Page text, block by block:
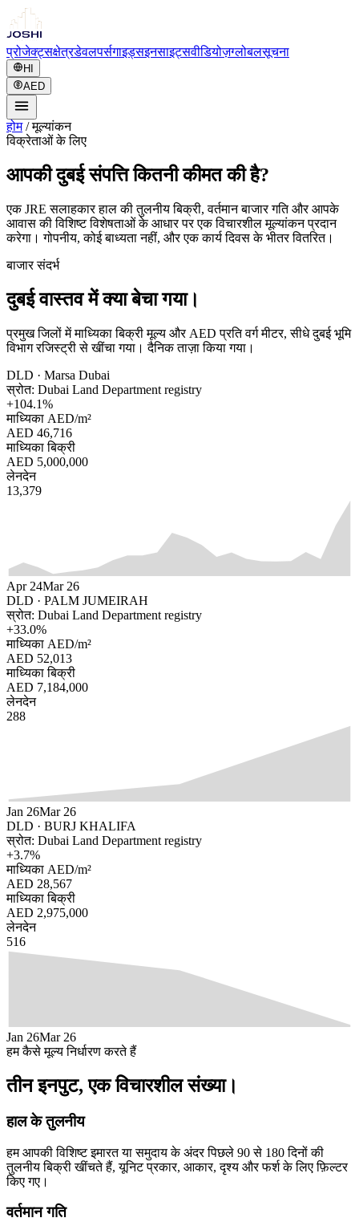
प्रोजेक्ट्सक्षेत्रडेवलपर्सगाइड्सइनसाइट्सवीडियोज़ग्लोबलसूचना
HI
AED
होम/मूल्यांकन
विक्रेताओं के लिए
आपकी दुबई संपत्ति कितनी कीमत की है?
एक JRE सलाहकार हाल की तुलनीय बिक्री, वर्तमान बाजार गति और आपके
आवास की विशिष्ट विशेषताओं के आधार पर एक विचारशील मूल्यांकन प्रदान
करेगा। गोपनीय, कोई बाध्यता नहीं, और एक कार्य दिवस के भीतर वितरित।
बाजार संदर्भ
दुबई वास्तव में क्या बेचा गया।
प्रमुख जिलों में माध्यिका बिक्री मूल्य और AED प्रति वर्ग मीटर, सीधे दुबई भूमि
विभाग रजिस्ट्री से खींचा गया। दैनिक ताज़ा किया गया।
DLD · Marsa Dubai
स्रोत: Dubai Land Department registry
+104.1%
माध्यिका AED/m²
AED 46,716
माध्यिका बिक्री
AED 5,000,000
लेनदेन
13,379
Apr 24Mar 26
DLD · PALM JUMEIRAH
स्रोत: Dubai Land Department registry
+33.0%
माध्यिका AED/m²
AED 52,013
माध्यिका बिक्री
AED 7,184,000
लेनदेन
288
Jan 26Mar 26
DLD · BURJ KHALIFA
स्रोत: Dubai Land Department registry
+3.7%
माध्यिका AED/m²
AED 28,567
माध्यिका बिक्री
AED 2,975,000
लेनदेन
516
Jan 26Mar 26
हम कैसे मूल्य निर्धारण करते हैं
तीन इनपुट, एक विचारशील संख्या।
हाल के तुलनीय
हम आपकी विशिष्ट इमारत या समुदाय के अंदर पिछले 90 से 180 दिनों की
तुलनीय बिक्री खींचते हैं, यूनिट प्रकार, आकार, दृश्य और फर्श के लिए फ़िल्टर
किए गए।
वर्तमान गति